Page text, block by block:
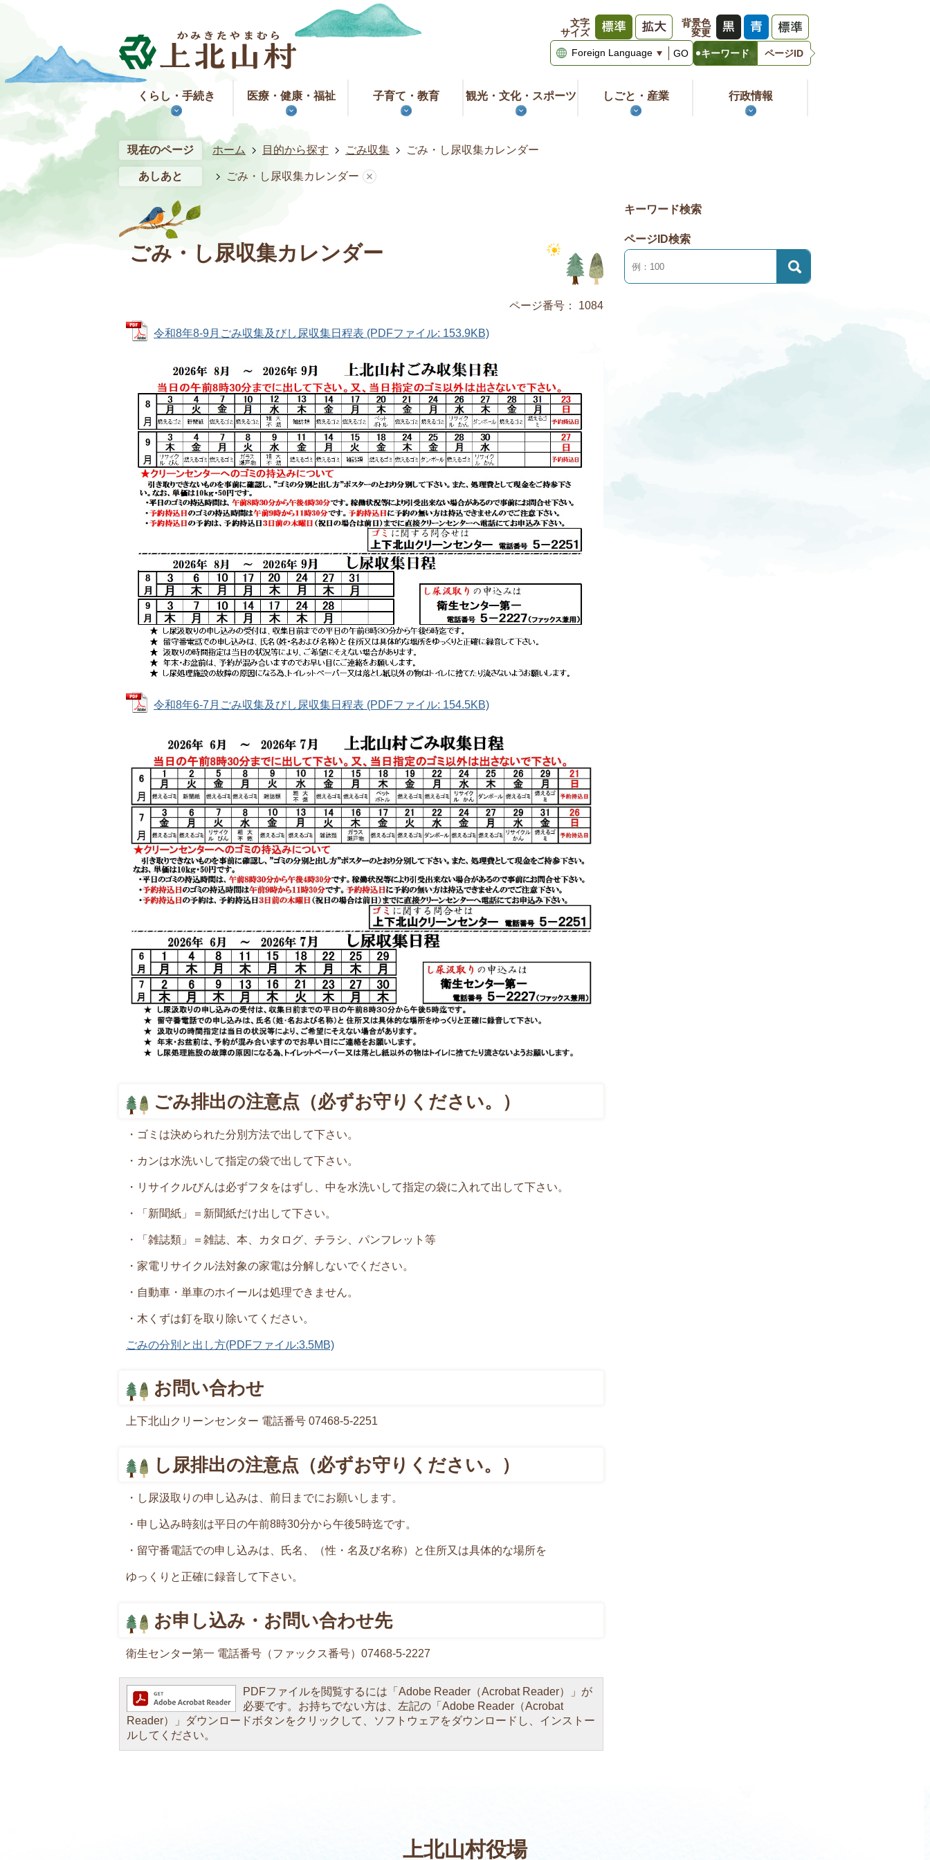
文字
サイズ
背景色
変更
GO
キーワード ページID
キ
ー
くらし・手続き 医療・健康・福祉 子育て・教育 観光・文化・スポーツ しごと・産業 行政情報
現在のページ ホーム 目的から探す ごみ収集 ごみ・し尿収集カレンダー
あしあと ごみ・し尿収集カレンダー
ごみ・し尿収集カレンダー
ページ番号： 1084
令和8年8-9月ごみ収集及びし尿収集日程表 (PDFファイル: 153.9KB)
令和8年6-7月ごみ収集及びし尿収集日程表 (PDFファイル: 154.5KB)
ごみ排出の注意点（必ずお守りください。）
・ゴミは決められた分別方法で出して下さい。
・カンは水洗いして指定の袋で出して下さい。
・リサイクルびんは必ずフタをはずし、中を水洗いして指定の袋に入れて出して下さい。
・「新聞紙」＝新聞紙だけ出して下さい。
・「雑誌類」＝雑誌、本、カタログ、チラシ、パンフレット等
・家電リサイクル法対象の家電は分解しないでください。
・自動車・単車のホイールは処理できません。
・木くずは釘を取り除いてください。
ごみの分別と出し方(PDFファイル:3.5MB)
お問い合わせ
上下北山クリーンセンター 電話番号 07468-5-2251
し尿排出の注意点（必ずお守りください。）
・し尿汲取りの申し込みは、前日までにお願いします。
・申し込み時刻は平日の午前8時30分から午後5時迄です。
・留守番電話での申し込みは、氏名、（性・名及び名称）と住所又は具体的な場所を
ゆっくりと正確に録音して下さい。
お申し込み・お問い合わせ先
衛生センター第一 電話番号（ファックス番号）07468-5-2227
PDFファイルを閲覧するには「Adobe Reader（Acrobat Reader）」が
必要です。お持ちでない方は、左記の「Adobe Reader（Acrobat
Reader）」ダウンロードボタンをクリックして、ソフトウェアをダウンロードし、インストー
ルしてください。
キーワード検索
ページID検索
上北山村役場